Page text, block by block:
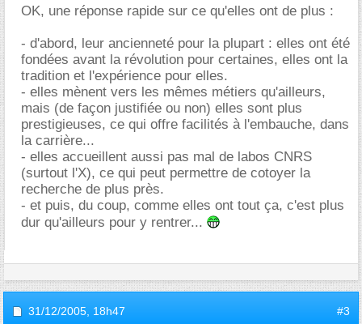
OK, une réponse rapide sur ce qu'elles ont de plus :
- d'abord, leur ancienneté pour la plupart : elles ont été
fondées avant la révolution pour certaines, elles ont la
tradition et l'expérience pour elles.
- elles mènent vers les mêmes métiers qu'ailleurs,
mais (de façon justifiée ou non) elles sont plus
prestigieuses, ce qui offre facilités à l'embauche, dans
la carrière...
- elles accueillent aussi pas mal de labos CNRS
(surtout l'X), ce qui peut permettre de cotoyer la
recherche de plus près.
- et puis, du coup, comme elles ont tout ça, c'est plus
dur qu'ailleurs pour y rentrer...
31/12/2005, 18h47 #3